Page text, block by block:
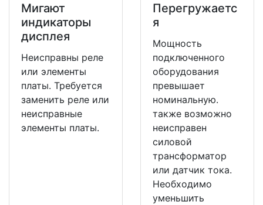
Мигают
индикаторы
дисплея
Неисправны реле
или элементы
платы. Требуется
заменить реле или
неисправные
элементы платы.
Перегружаетс
я
Мощность
подключенного
оборудования
превышает
номинальную.
также возможно
неисправен
силовой
трансформатор
или датчик тока.
Необходимо
уменьшить